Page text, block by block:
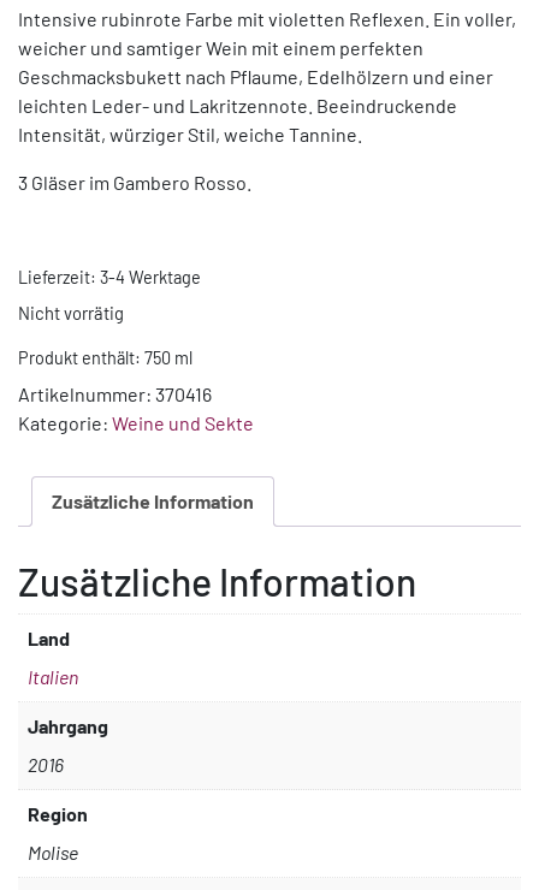
Intensive rubinrote Farbe mit violetten Reflexen. Ein voller,
weicher und samtiger Wein mit einem perfekten
Geschmacksbukett nach Pflaume, Edelhölzern und einer
leichten Leder- und Lakritzennote. Beeindruckende
Intensität, würziger Stil, weiche Tannine.
3 Gläser im Gambero Rosso.
Lieferzeit: 3-4 Werktage
Nicht vorrätig
Produkt enthält: 750 ml
Artikelnummer: 370416
Kategorie: Weine und Sekte
Zusätzliche Information
Zusätzliche Information
Land
Italien
Jahrgang
2016
Region
Molise